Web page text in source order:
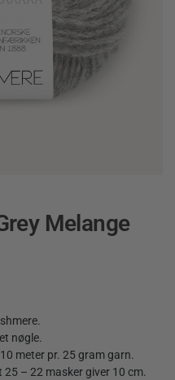
Melange
nøgle.
meter pr. 25 gram garn.
– 22 masker giver 10 cm.